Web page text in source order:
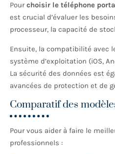
Pourchoisir le téléphone
est crucial d’évaluer les
processeur, la capacité de
Ensuite, la compatibilité avec
système d’exploitation (iOS,
La sécurité des données est
avancées de protection et de
Comparatif des
Pour vous aider à faire le
professionnels :